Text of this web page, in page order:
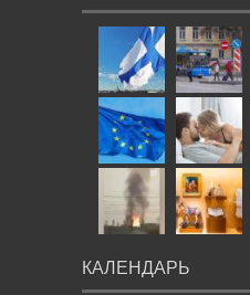
КАЛЕНДАРЬ